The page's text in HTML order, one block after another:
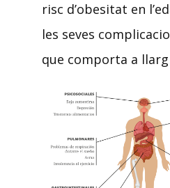
risc d’obesitat en
les seves
que comporta a